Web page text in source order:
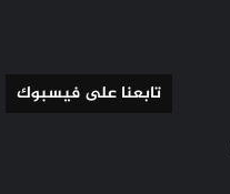
تابعنا على فيسبوك